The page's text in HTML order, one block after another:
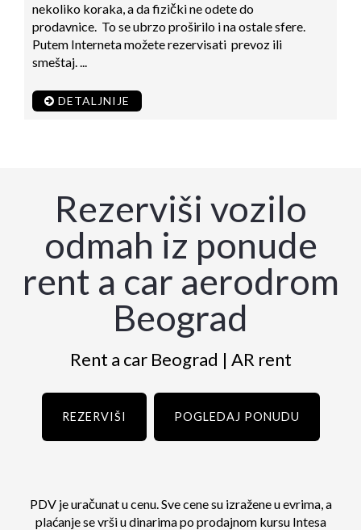
nekoliko koraka, a da fizički ne odete do
prodavnice. To se ubrzo proširilo i na ostale sfere.
Putem Interneta možete rezervisati prevoz ili
smeštaj. ...
DETALJNIJE
Rezerviši vozilo
odmah iz ponude
rent a car aerodrom
Beograd
Rent a car Beograd | AR rent
REZERVIŠI POGLEDAJ PONUDU
PDV je uračunat u cenu. Sve cene su izražene u evrima, a
plaćanje se vrši u dinarima po prodajnom kursu Intesa